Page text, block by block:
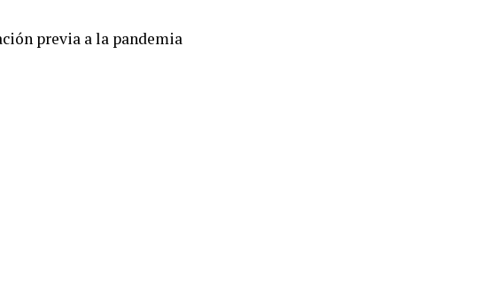
previa a la pandemia